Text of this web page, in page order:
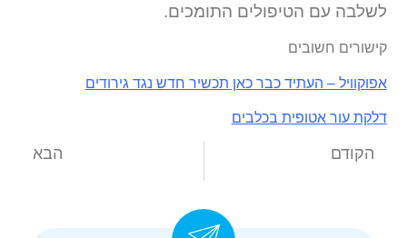
לשלבה עם הטיפולים התומכים.
קישורים חשובים
אפוקוויל – העתיד כבר כאן תכשיר חדש נגד גירודים
דלקת עור אטופית בכלבים
הקודם הבא